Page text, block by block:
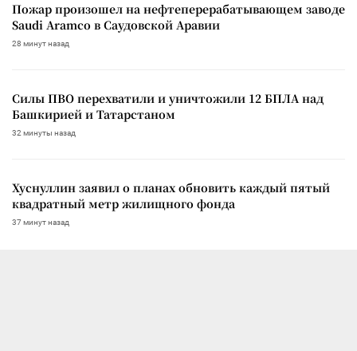
Пожар произошел на нефтеперерабатывающем заводе
Saudi Aramco в Саудовской Аравии
28 минут назад
Силы ПВО перехватили и уничтожили 12 БПЛА над
Башкирией и Татарстаном
32 минуты назад
Хуснуллин заявил о планах обновить каждый пятый
квадратный метр жилищного фонда
37 минут назад